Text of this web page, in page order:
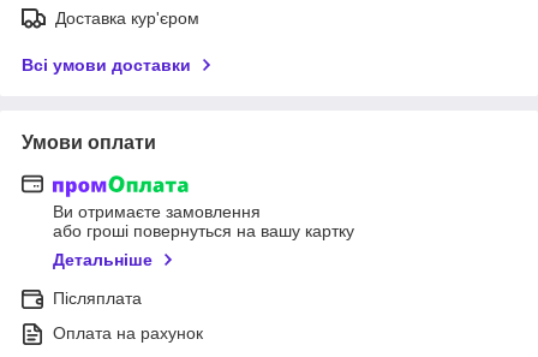
Доставка кур'єром
Всі умови доставки
Умови оплати
Ви отримаєте замовлення
або гроші повернуться на вашу картку
Детальніше
Післяплата
Оплата на рахунок